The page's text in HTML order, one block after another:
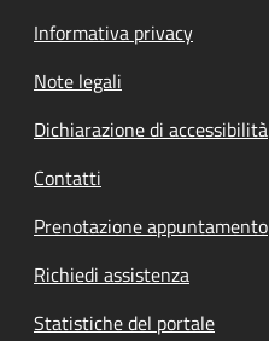
Informativa privacy
Note legali
Dichiarazione di accessibilità
Contatti
Prenotazione appuntamento
Richiedi assistenza
Statistiche del portale